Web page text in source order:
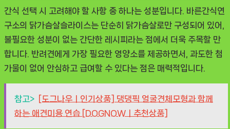
간식 선택 시 고려해야 할 사항 중 하나는 성분입니다. 바른간식연
구소의 닭가슴살슬라이스는 단순히 닭가슴살로만 구성되어 있어,
불필요한 성분이 없는 간단한 레시피라는 점에서 더욱 주목할 만
합니다. 반려견에게 가장 필요한 영양소를 제공하면서, 과도한 첨
가물이 없어 안심하고 급여할 수 있다는 점은 매력적입니다.
참고>
[도그나우ㅣ인기상품] 댕댕픽 얼굴견체모형과 함께
하는 애견미용 연습 [DOGNOWㅣ추천상품]